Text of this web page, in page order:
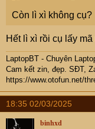
Còn lì xì không cụ?
Hết lì xì rồi cụ lấy
LaptopBT - Chuyên
Cam kết zin, đẹp. SĐT,
https://www.otofun.net/
18:35 02/03/2025
binhxd